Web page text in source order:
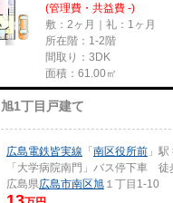
(管理費・共益費 -)
敷：2ヶ月｜礼：1ヶ月
所在階：1-2階
間取り：3DK
面積：61.00㎡
旭1丁目戸建て
広島電鉄皆実線 「 南区役所前 」
「大学病院南門」バス停下車 徒
広島県広島市南区旭 １丁目1-10